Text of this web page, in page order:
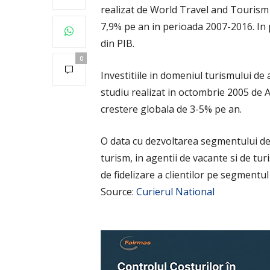
0
realizat de World Travel and
7,9% pe an in perioada 2007-2016.
din PIB.
Investitiile in domeniul turismului
studiu realizat in octombrie 2005 de
crestere globala de 3-5% pe an.
O data cu dezvoltarea segmentului
turism, in agentii de vacante si de
de fidelizare a clientilor pe
Source: Curierul National